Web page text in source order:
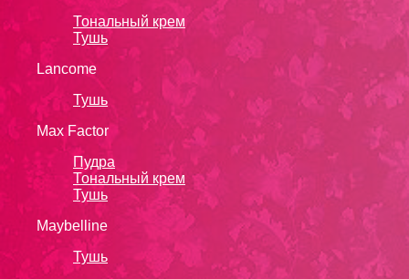
Тональный крем
Тушь
Lanсоmе
Тушь
Max Factor
Пудра
Тональный крем
Тушь
Maybelline
Тушь